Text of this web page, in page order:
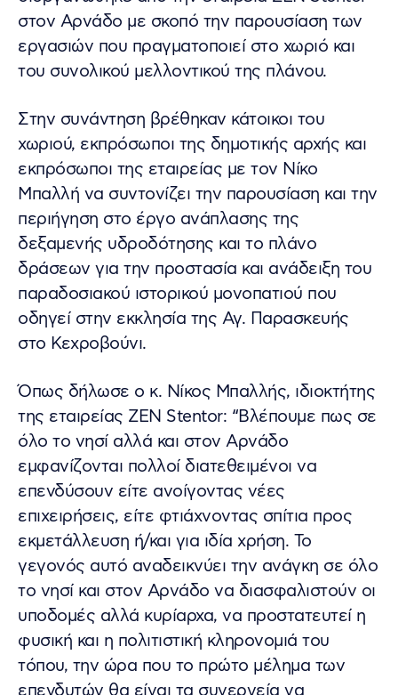
στον Αρνάδο με σκοπό την παρουσίαση των
εργασιών που πραγματοποιεί στο χωριό και
του συνολικού μελλοντικού της πλάνου.
Στην συνάντηση βρέθηκαν κάτοικοι του
χωριού, εκπρόσωποι της δημοτικής αρχής και
εκπρόσωποι της εταιρείας με τον Νίκο
Μπαλλή να συντονίζει την παρουσίαση και την
περιήγηση στο έργο ανάπλασης της
δεξαμενής υδροδότησης και το πλάνο
δράσεων για την προστασία και ανάδειξη του
παραδοσιακού ιστορικού μονοπατιού που
οδηγεί στην εκκλησία της Αγ. Παρασκευής
στο Κεχροβούνι.
Όπως δήλωσε ο κ. Νίκος Μπαλλής, ιδιοκτήτης
της εταιρείας ZEN Stentor: “Βλέπουμε πως σε
όλο το νησί αλλά και στον Αρνάδο
εμφανίζονται πολλοί διατεθειμένοι να
επενδύσουν είτε ανοίγοντας νέες
επιχειρήσεις, είτε φτιάχνοντας σπίτια προς
εκμετάλλευση ή/και για ιδία χρήση. Το
γεγονός αυτό αναδεικνύει την ανάγκη σε όλο
το νησί και στον Αρνάδο να διασφαλιστούν οι
υποδομές αλλά κυρίαρχα, να προστατευτεί η
φυσική και η πολιτιστική κληρονομιά του
τόπου, την ώρα που το πρώτο μέλημα των